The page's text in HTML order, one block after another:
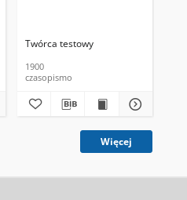
Twórca testowy
1900
czasopismo
Więcej